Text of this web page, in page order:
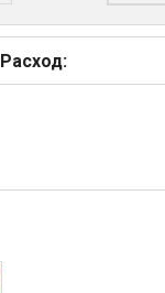
Расход: